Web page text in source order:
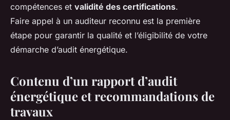
compétences et validité des certifications.
Faire appel à un auditeur reconnu est la première
étape pour garantir la qualité et l’éligibilité de votre
démarche d’audit énergétique.
Contenu d’un rapport d’audit
énergétique et recommandations de
travaux